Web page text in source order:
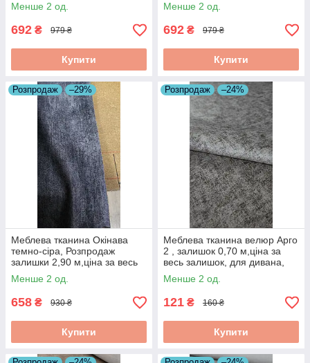
Менше 2 од.
692 ₴ 979 ₴
Купити
Менше 2 од.
692 ₴ 979 ₴
Купити
Розпродаж –29%
Меблева тканина Окінава
темно-сіра, Розпродаж
залишки 2,90 м,ціна за весь
залишок
Менше 2 од.
658 ₴ 930 ₴
Купити
Розпродаж –24%
Меблева тканина велюр Арго
2 , залишок 0,70 м,ціна за
весь залишок, для дивана,
тканина для оббивки меблів,
розпродаж
Менше 2 од.
121 ₴ 160 ₴
Купити